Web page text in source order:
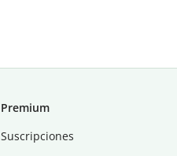
Premium
Suscripciones